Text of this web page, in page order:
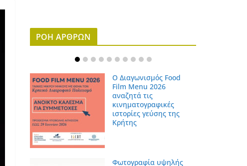
ΡΟΗ ΑΡΘΡΩΝ
Ο Διαγωνισμός Food
Film Menu 2026
αναζητά τις
κινηματογραφικές
ιστορίες γεύσης της
Κρήτης
Φωτογραφία υψηλής